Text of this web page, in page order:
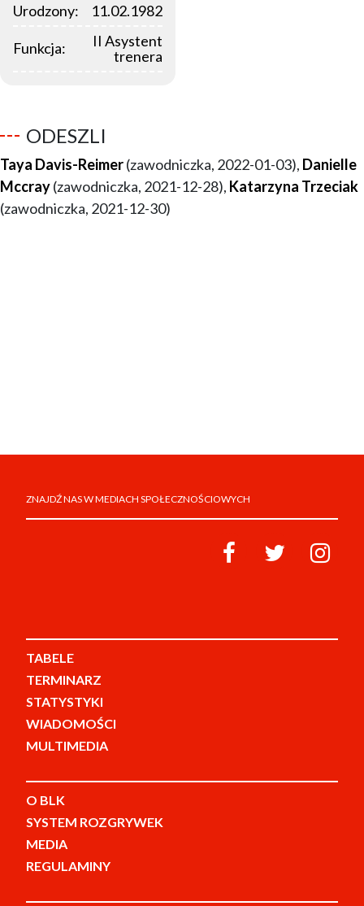
Urodzony:
11.02.1982
Funkcja:
II Asystent
trenera
ODESZLI
Taya Davis-Reimer(zawodniczka, 2022-01-03), Danielle
Mccray(zawodniczka, 2021-12-28), Katarzyna Trzeciak
(zawodniczka, 2021-12-30)
ZNAJDŹ NAS W MEDIACH SPOŁECZNOŚCIOWYCH
TABELE
TERMINARZ
STATYSTYKI
WIADOMOŚCI
MULTIMEDIA
O BLK
SYSTEM ROZGRYWEK
MEDIA
REGULAMINY